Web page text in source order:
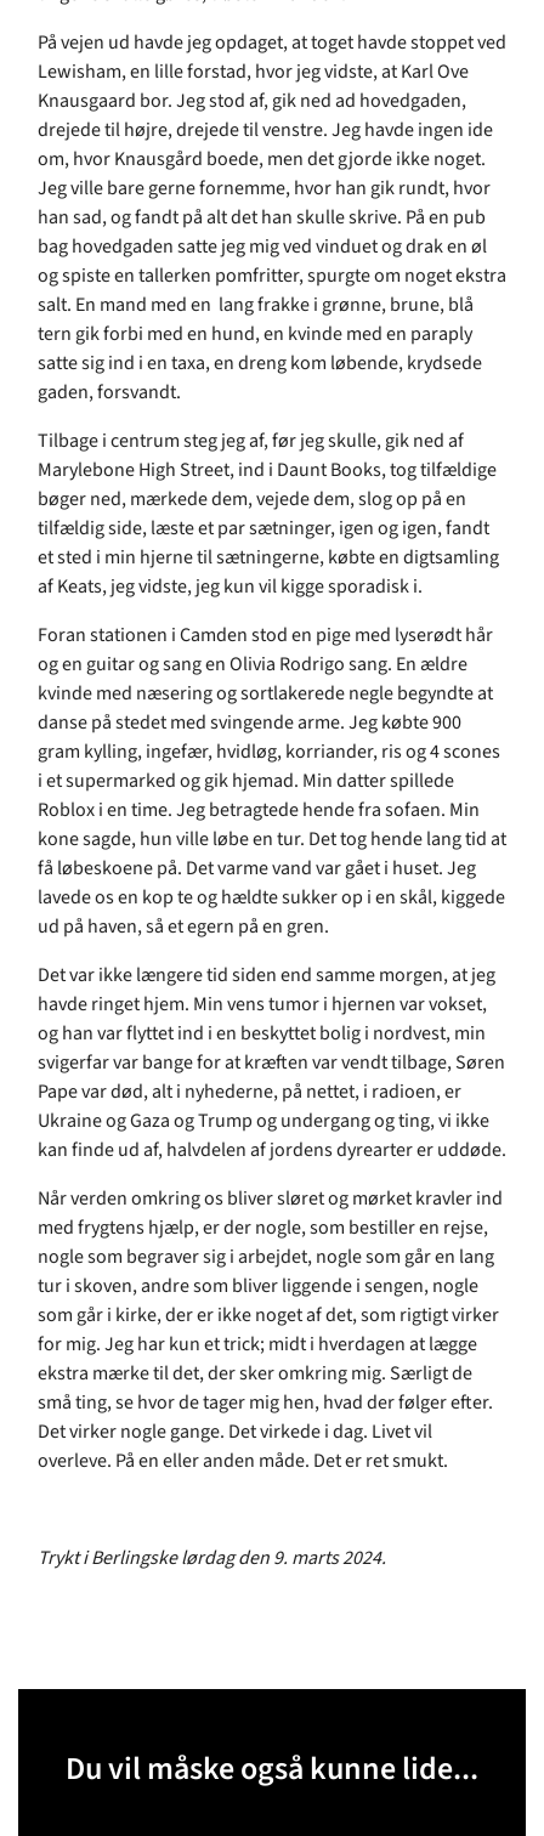
På vejen ud havde jeg opdaget, at toget havde stoppet ved
Lewisham, en lille forstad, hvor jeg vidste, at Karl Ove
Knausgaard bor. Jeg stod af, gik ned ad hovedgaden,
drejede til højre, drejede til venstre. Jeg havde ingen ide
om, hvor Knausgård boede, men det gjorde ikke noget.
Jeg ville bare gerne fornemme, hvor han gik rundt, hvor
han sad, og fandt på alt det han skulle skrive. På en pub
bag hovedgaden satte jeg mig ved vinduet og drak en øl
og spiste en tallerken pomfritter, spurgte om noget ekstra
salt. En mand med en lang frakke i grønne, brune, blå
tern gik forbi med en hund, en kvinde med en paraply
satte sig ind i en taxa, en dreng kom løbende, krydsede
gaden, forsvandt.
Tilbage i centrum steg jeg af, før jeg skulle, gik ned af
Marylebone High Street, ind i Daunt Books, tog tilfældige
bøger ned, mærkede dem, vejede dem, slog op på en
tilfældig side, læste et par sætninger, igen og igen, fandt
et sted i min hjerne til sætningerne, købte en digtsamling
af Keats, jeg vidste, jeg kun vil kigge sporadisk i.
Foran stationen i Camden stod en pige med lyserødt hår
og en guitar og sang en Olivia Rodrigo sang. En ældre
kvinde med næsering og sortlakerede negle begyndte at
danse på stedet med svingende arme. Jeg købte 900
gram kylling, ingefær, hvidløg, korriander, ris og 4 scones
i et supermarked og gik hjemad. Min datter spillede
Roblox i en time. Jeg betragtede hende fra sofaen. Min
kone sagde, hun ville løbe en tur. Det tog hende lang tid at
få løbeskoene på. Det varme vand var gået i huset. Jeg
lavede os en kop te og hældte sukker op i en skål, kiggede
ud på haven, så et egern på en gren.
Det var ikke længere tid siden end samme morgen, at jeg
havde ringet hjem. Min vens tumor i hjernen var vokset,
og han var flyttet ind i en beskyttet bolig i nordvest, min
svigerfar var bange for at kræften var vendt tilbage, Søren
Pape var død, alt i nyhederne, på nettet, i radioen, er
Ukraine og Gaza og Trump og undergang og ting, vi ikke
kan finde ud af, halvdelen af jordens dyrearter er uddøde.
Når verden omkring os bliver sløret og mørket kravler ind
med frygtens hjælp, er der nogle, som bestiller en rejse,
nogle som begraver sig i arbejdet, nogle som går en lang
tur i skoven, andre som bliver liggende i sengen, nogle
som går i kirke, der er ikke noget af det, som rigtigt virker
for mig. Jeg har kun et trick; midt i hverdagen at lægge
ekstra mærke til det, der sker omkring mig. Særligt de
små ting, se hvor de tager mig hen, hvad der følger efter.
Det virker nogle gange. Det virkede i dag. Livet vil
overleve. På en eller anden måde. Det er ret smukt.
Trykt i Berlingske lørdag den 9. marts 2024.
Du vil måske også kunne lide...